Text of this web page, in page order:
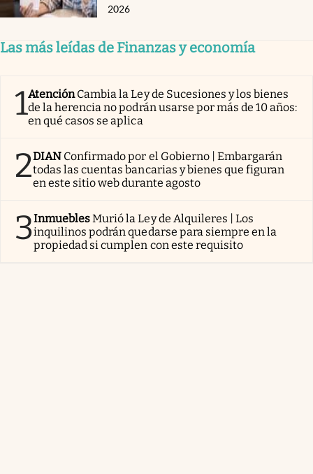
2026
Las más leídas de Finanzas y economía
1AtenciónCambia la Ley de Sucesiones y los bienes
de la herencia no podrán usarse por más de 10 años:
en qué casos se aplica
2DIAN Confirmado por el Gobierno | Embargarán
todas las cuentas bancarias y bienes que figuran
en este sitio web durante agosto
3InmueblesMurió la Ley de Alquileres | Los
inquilinos podrán quedarse para siempre en la
propiedad si cumplen con este requisito